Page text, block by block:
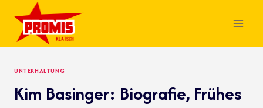
content
UNTERHALTUNG
Kim Basinger: Biografie, Frühes